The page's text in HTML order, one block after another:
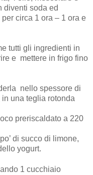
diventi soda ed
circa 1 ora – 1 ora e
tutti gli ingredienti in
e mettere in frigo fino
nello spessore di
una teglia rotonda
preriscaldato a 220
di succo di limone,
yogurt.
1 cucchiaio